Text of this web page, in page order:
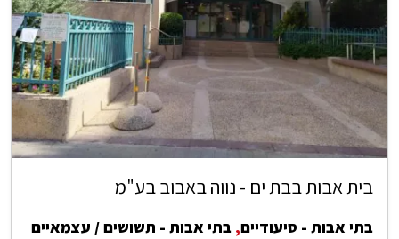
בית אבות בבת ים - נווה באבוב בע"מ
בתי אבות - סיעודיים, בתי אבות - תשושים / עצמאיים